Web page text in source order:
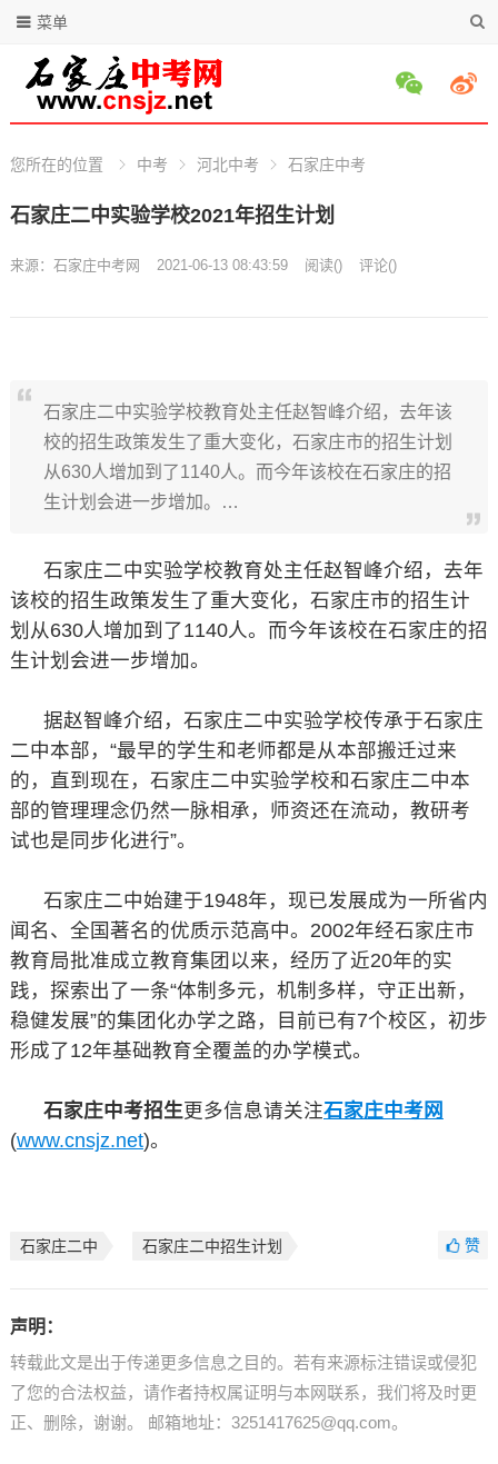
菜单
您所在的位置 中考 河北中考 石家庄中考
石家庄二中实验学校2021年招生计划
来源： 石家庄中考网 2021-06-13 08:43:59 阅读() 评论()
石家庄二中实验学校教育处主任赵智峰介绍，去年该
校的招生政策发生了重大变化，石家庄市的招生计划
从630人增加到了1140人。而今年该校在石家庄的招
生计划会进一步增加。…
石家庄二中实验学校教育处主任赵智峰介绍，去年
该校的招生政策发生了重大变化，石家庄市的招生计
划从630人增加到了1140人。而今年该校在石家庄的招
生计划会进一步增加。
据赵智峰介绍，石家庄二中实验学校传承于石家庄
二中本部，“最早的学生和老师都是从本部搬迁过来
的，直到现在，石家庄二中实验学校和石家庄二中本
部的管理理念仍然一脉相承，师资还在流动，教研考
试也是同步化进行”。
石家庄二中始建于1948年，现已发展成为一所省内
闻名、全国著名的优质示范高中。2002年经石家庄市
教育局批准成立教育集团以来，经历了近20年的实
践，探索出了一条“体制多元，机制多样，守正出新，
稳健发展”的集团化办学之路，目前已有7个校区，初步
形成了12年基础教育全覆盖的办学模式。
石家庄中考招生更多信息请关注石家庄中考网
(www.cnsjz.net)。
石家庄二中 石家庄二中招生计划 赞
声明：
转载此文是出于传递更多信息之目的。若有来源标注错误或侵犯
了您的合法权益，请作者持权属证明与本网联系，我们将及时更
正、删除，谢谢。 邮箱地址：3251417625@qq.com。